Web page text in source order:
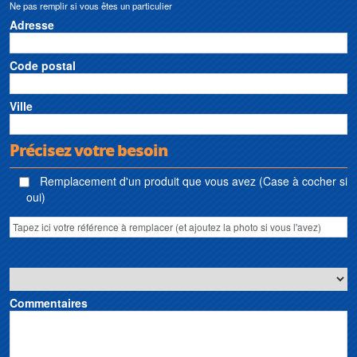
Ne pas remplir si vous êtes un particulier
Adresse
Code postal
Ville
Précisez votre besoin
Remplacement d'un produit que vous avez (Case à cocher si
oui)
Commentaires